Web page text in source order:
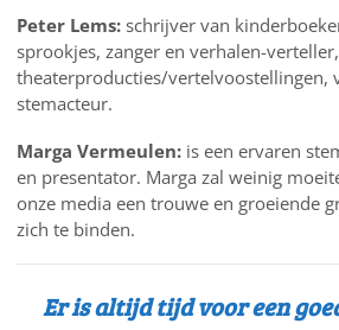
Peter Lems: schrijver van
sprookjes, zanger en verhalen-
theaterproducties/vertelvoostellingen,
stemacteur.
Marga Vermeulen: is een ervaren
en presentator. Marga zal weinig
onze media een trouwe en groeiende
zich te binden.
Er is altijd tijd voor een